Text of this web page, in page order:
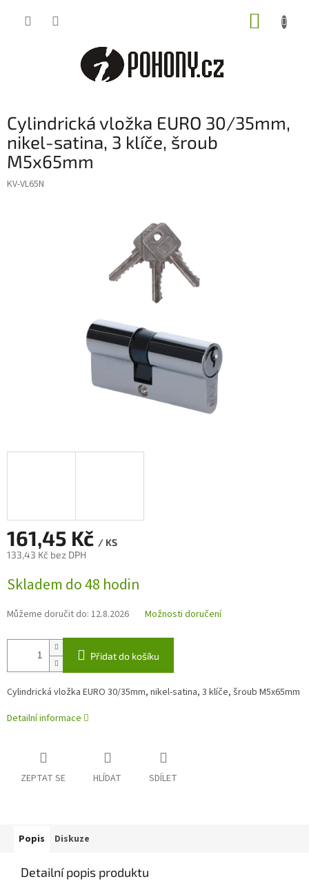
Cylindrická vložka EURO 30/35mm,
nikel-satina, 3 klíče, šroub
M5x65mm
KV-VL65N
161,45 Kč / KS
133,43 Kč bez DPH
cena:
Skladem do 48 hodin
Můžeme doručit do: 12.8.2026 Možnosti doručení
Přidat do košíku
Cylindrická vložka EURO 30/35mm, nikel-satina, 3 klíče, šroub M5x65mm
Detailní informace
ZEPTAT SE HLÍDAT SDÍLET
Popis Diskuze
Detailní popis produktu